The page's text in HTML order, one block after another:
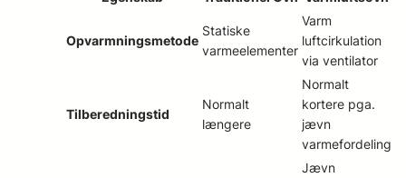
Opvarmningsmetode
Statiske
varmeelementer
Varm
luftcirkulation
via ventilator
Tilberedningstid
Normalt
længere
Normalt
kortere pga.
jævn
varmefordeling
Jævn